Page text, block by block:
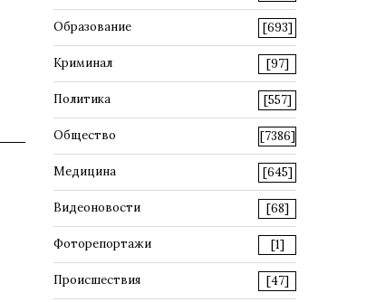
Образование [693]
Криминал [97]
Политика [557]
Общество [7386]
Медицина [645]
Видеоновости [68]
Фоторепортажи [1]
Происшествия [47]